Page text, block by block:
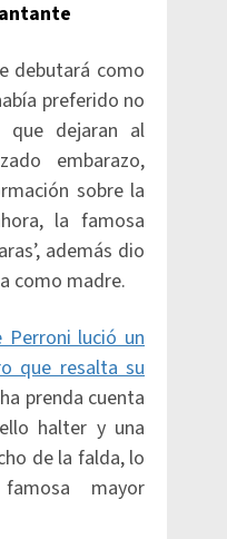
debutará como
preferido no
que dejaran al
embarazo,
sobre la
la famosa
además dio
como madre.
Perroni lució un
que resalta su
prenda cuenta
halter y una
de la falda, lo
mayor